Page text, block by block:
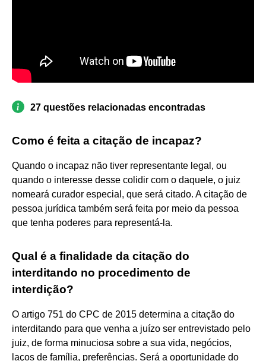
27 questões relacionadas encontradas
Como é feita a citação de incapaz?
Quando o incapaz não tiver representante legal, ou
quando o interesse desse colidir com o daquele, o juiz
nomeará curador especial, que será citado. A citação de
pessoa jurídica também será feita por meio da pessoa
que tenha poderes para representá-la.
Qual é a finalidade da citação do
interditando no procedimento de
interdição?
O artigo 751 do CPC de 2015 determina a citação do
interditando para que venha a juízo ser entrevistado pelo
juiz, de forma minuciosa sobre a sua vida, negócios,
laços de família, preferências. Será a oportunidade do